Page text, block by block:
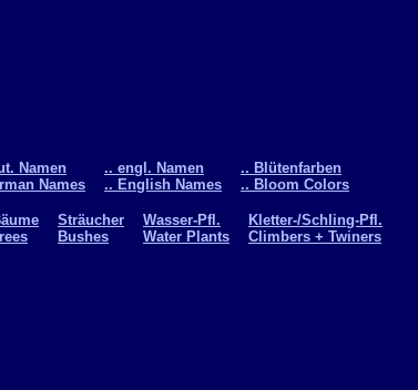
Namen
Names
.. engl. Namen
.. English Names
.. Blütenfarben
.. Bloom Colors
Sträucher
Bushes
Wasser-Pfl.
Water Plants
Kletter-/Schling-Pfl.
Climbers + Twiners